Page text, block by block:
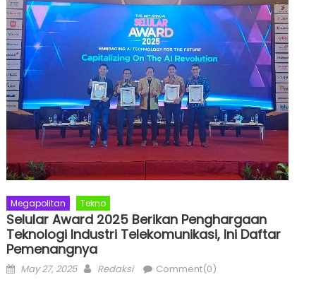
Megapolitan Tekno
Selular Award 2025 Berikan Penghargaan
Teknologi Industri Telekomunikasi, Ini Daftar
Pemenangnya
Posted
May 27, 2025 Author
Redaksi Comment(0)